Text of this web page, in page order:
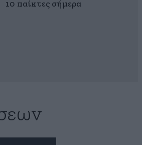
10 παίκτες σήμερα